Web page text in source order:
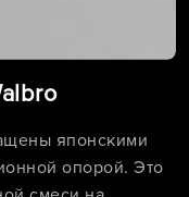
японскими
опорой. Это